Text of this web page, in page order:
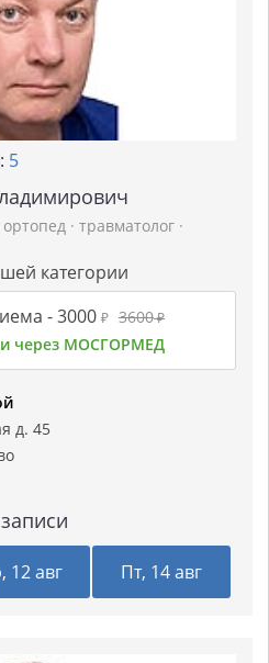
5
ортопед · травматолог ·
категории
-3000 ₽ 3600₽
через МОСГОРМЕД
д. 45
12 авг Пт, 14 авг